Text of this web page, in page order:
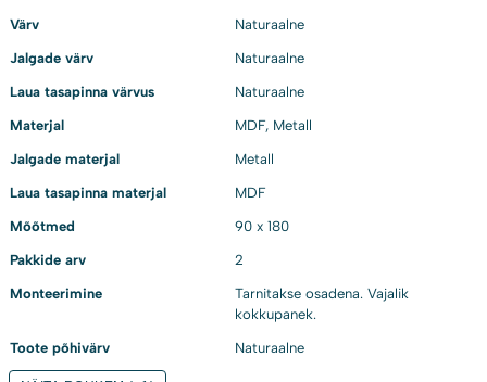
Värv Naturaalne
Jalgade värv Naturaalne
Laua tasapinna värvus Naturaalne
Materjal MDF, Metall
Jalgade materjal Metall
Laua tasapinna materjal MDF
Mõõtmed 90 x 180
Pakkide arv 2
Monteerimine
Tarnitakse osadena. Vajalik
kokkupanek.
Toote põhivärv Naturaalne